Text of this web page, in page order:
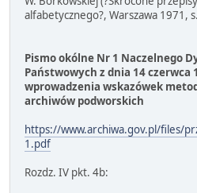
alfabetycznego?, Warszawa 1971,
Pismo okólne Nr 1 Naczelnego
Państwowych z dnia 14 czerwca
wprowadzenia wskazówek
archiwów podworskich
https://www.archiwa.gov.pl/files/
1.pdf
Rozdz. IV pkt. 4b: